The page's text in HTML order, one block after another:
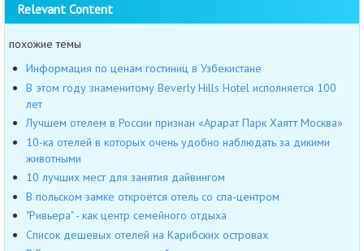
Relevant Content
похожие темы
Информация по ценам гостиниц в Узбекистане
В этом году знаменитому Beverly Hills Hotel исполняется 100
лет
Лучшем отелем в России признан «Арарат Парк Хаятт Москва»
10-ка отелей в которых очень удобно наблюдать за дикими
животными
10 лучших мест для занятия дайвингом
В польском замке откроется отель со спа-центром
"Ривьера" - как центр семейного отдыха
Список дешевых отелей на Карибских островах